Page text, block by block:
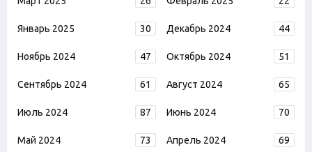
Январь 2025 30 Декабрь 2024 44
Ноябрь 2024 47 Октябрь 2024 51
Сентябрь 2024 61 Август 2024 65
Июль 2024 87 Июнь 2024 70
Май 2024 73 Апрель 2024 69